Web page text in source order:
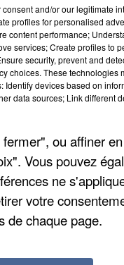
and/or our legitimate
profiles for personalised
content performance;
services; Create profiles to
security, prevent and
choices. These technologies
devices based on
data sources; Link different
ou affiner
Vous pouvez
ne
votre
de chaque page.